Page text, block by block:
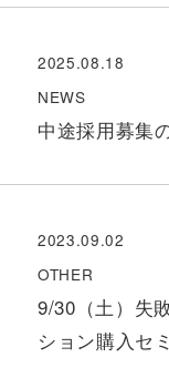
2025.08.18
NEWS
中途採用募集
2023.09.02
OTHER
9/30（土）失
ション購入セ